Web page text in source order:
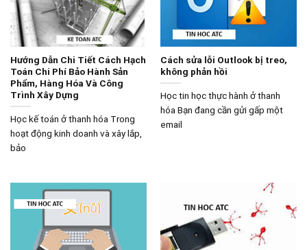
Hướng Dẫn Chi Tiết Cách Hạch
Toán Chi Phí Bảo Hành Sản
Phẩm, Hàng Hóa Và Công
Trình Xây Dựng
Học kế toán ở thanh hóa Trong
hoạt động kinh doanh và xây lắp,
bảo
Cách sửa lỗi Outlook bị treo,
không phản hồi
Học tin học thực hành ở thanh
hóa Bạn đang cần gửi gấp một
email